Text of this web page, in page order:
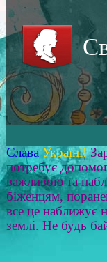
Слава Україні!
потребує
важливою та
біженцям,
все це наближує
землі. Не будь